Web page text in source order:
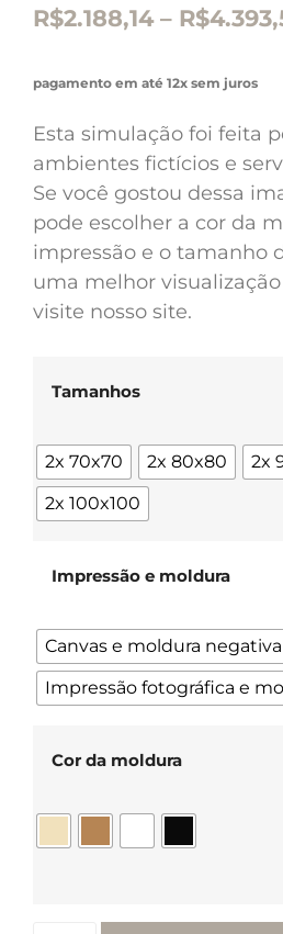
R$2.188,14 – R$
pagamento em até 12x sem juros
Esta simulação foi feita
ambientes fictícios e
Se você gostou dessa
pode escolher a cor da
impressão e o tamanho
uma melhor visualização
visite nosso site.
Tamanhos
2x 70x70 2x 80x80
2x
2x 100x100
Impressão e moldura
Canvas e moldura negativa
Impressão fotográfica e
Cor da moldura